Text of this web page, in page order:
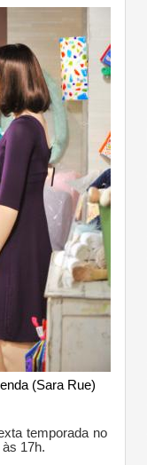
(Sara Rue)
temporada no
17h.